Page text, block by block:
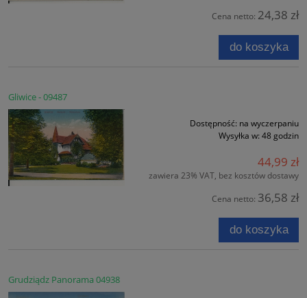
Cena netto: 24,38 zł
do koszyka
Gliwice - 09487
Dostępność: na wyczerpaniu
Wysyłka w: 48 godzin
44,99 zł
zawiera 23% VAT, bez kosztów dostawy
Cena netto: 36,58 zł
do koszyka
Grudziądz Panorama 04938